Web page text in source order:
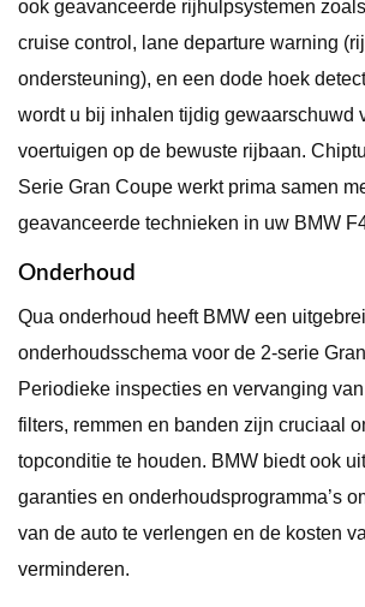
ook geavanceerde rijhulpsystemen
cruise control, lane departure warning
ondersteuning), en een dode hoek
wordt u bij inhalen tijdig gewaarschuwd
voertuigen op de bewuste rijbaan.
Serie Gran Coupe werkt prima samen
geavanceerde technieken in uw BMW
Onderhoud
Qua onderhoud heeft BMW een
onderhoudsschema voor de 2-serie
Periodieke inspecties en vervanging
filters, remmen en banden zijn cruciaal
topconditie te houden. BMW biedt ook
garanties en onderhoudsprogramma’s
van de auto te verlengen en de kosten
verminderen.